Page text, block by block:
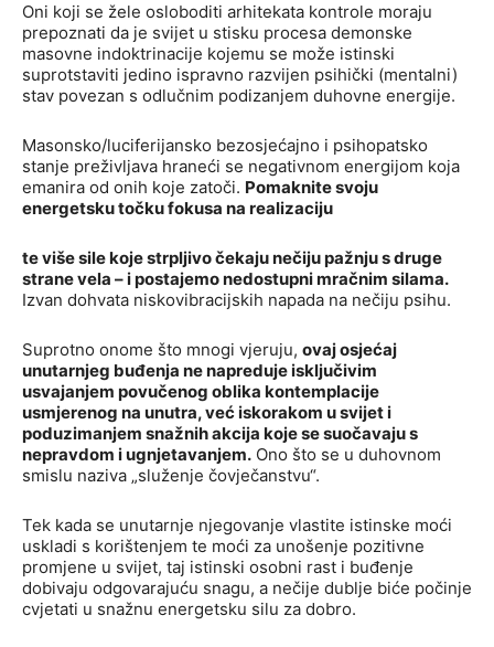
Oni koji se žele osloboditi arhitekata kontrole moraju
prepoznati da je svijet u stisku procesa demonske
masovne indoktrinacije kojemu se može istinski
suprotstaviti jedino ispravno razvijen psihički (mentalni)
stav povezan s odlučnim podizanjem duhovne energije.
Masonsko/luciferijansko bezosjećajno i psihopatsko
stanje preživljava hraneći se negativnom energijom koja
emanira od onih koje zatoči. Pomaknite svoju
energetsku točku fokusa na realizaciju
te više sile koje strpljivo čekaju nečiju pažnju s druge
strane vela – i postajemo nedostupni mračnim silama.
Izvan dohvata niskovibracijskih napada na nečiju psihu.
Suprotno onome što mnogi vjeruju, ovaj osjećaj
unutarnjeg buđenja ne napreduje isključivim
usvajanjem povučenog oblika kontemplacije
usmjerenog na unutra, već iskorakom u svijet i
poduzimanjem snažnih akcija koje se suočavaju s
nepravdom i ugnjetavanjem. Ono što se u duhovnom
smislu naziva „služenje čovječanstvu“.
Tek kada se unutarnje njegovanje vlastite istinske moći
uskladi s korištenjem te moći za unošenje pozitivne
promjene u svijet, taj istinski osobni rast i buđenje
dobivaju odgovarajuću snagu, a nečije dublje biće počinje
cvjetati u snažnu energetsku silu za dobro.